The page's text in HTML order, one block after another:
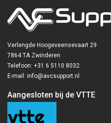
Verlengde Hoogeveensevaart 29
7864 TA Zwinderen
Telefoon: +31 6 5110 8032
E-mail: info@avcsupport.nl
Aangesloten bij de VTTE